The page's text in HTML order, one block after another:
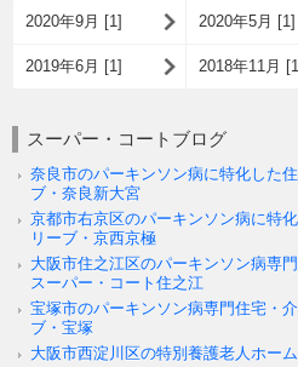
2020年9月 [1] 2020年5月 [1]
2019年6月 [1] 2018年11月
スーパー・コートブログ
奈良市のパーキンソン病に特化した
ブ・奈良新大宮
京都市右京区のパーキンソン病に特
リーブ・京西京極
大阪市住之江区のパーキンソン病専
スーパー・コート住之江
宝塚市のパーキンソン病専門住宅・
ブ・宝塚
大阪市西淀川区の特別養護老人ホー